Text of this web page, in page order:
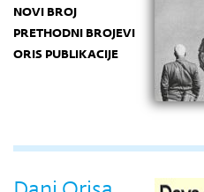
NOVI BROJ
PRETHODNI BROJEVI
ORIS PUBLIKACIJE